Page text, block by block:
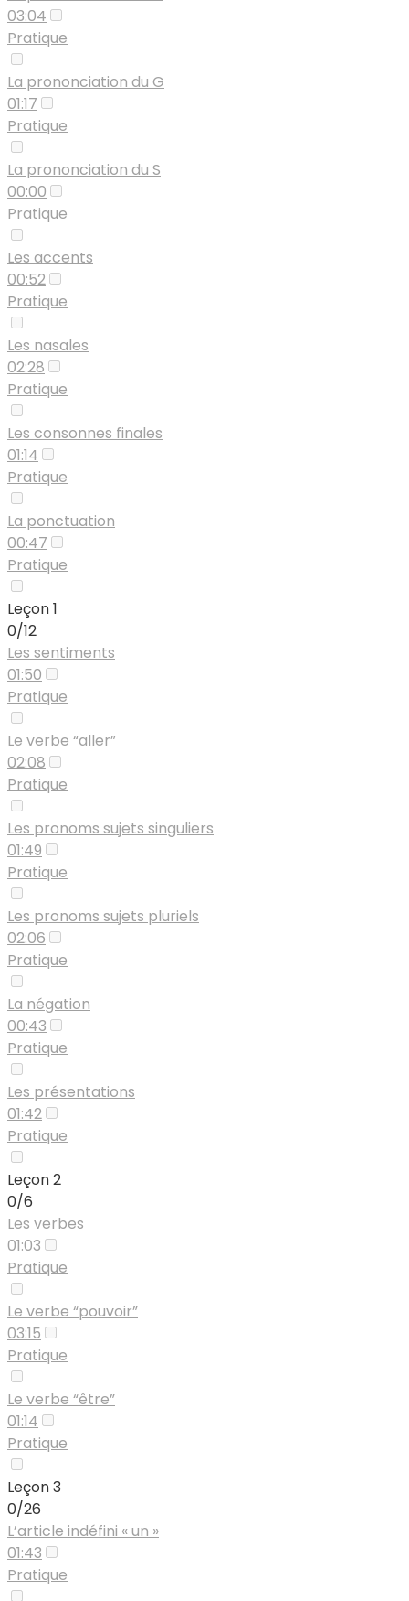
03:04
Pratique
La prononciation du G
01:17
Pratique
La prononciation du S
00:00
Pratique
Les accents
00:52
Pratique
Les nasales
02:28
Pratique
Les consonnes finales
01:14
Pratique
La ponctuation
00:47
Pratique
Leçon 1
0/12
Les sentiments
01:50
Pratique
Le verbe “aller”
02:08
Pratique
Les pronoms sujets singuliers
01:49
Pratique
Les pronoms sujets pluriels
02:06
Pratique
La négation
00:43
Pratique
Les présentations
01:42
Pratique
Leçon 2
0/6
Les verbes
01:03
Pratique
Le verbe “pouvoir”
03:15
Pratique
Le verbe “être”
01:14
Pratique
Leçon 3
0/26
L’article indéfini « un »
01:43
Pratique